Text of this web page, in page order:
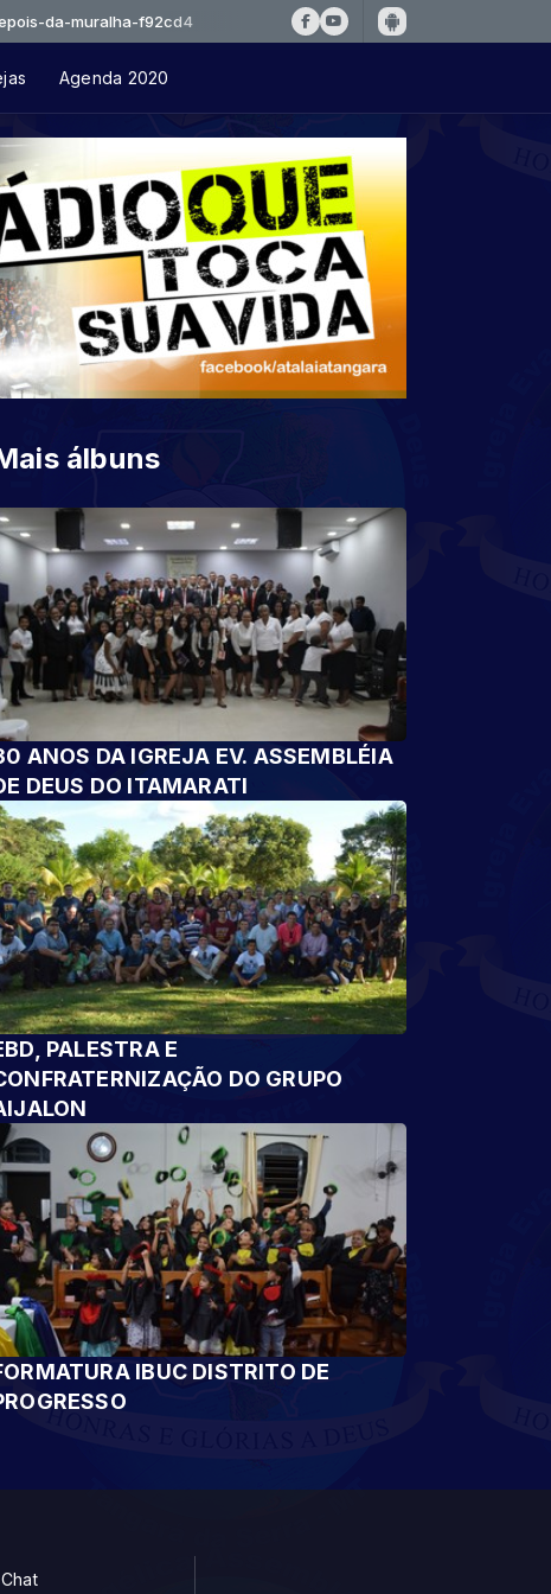
f92cd4
Agenda 2020
álbuns
ANOS DA IGREJA EV. ASSEMBLÉIA
DEUS DO ITAMARATI
PALESTRA E
DO GRUPO
IBUC DISTRITO DE
Chat